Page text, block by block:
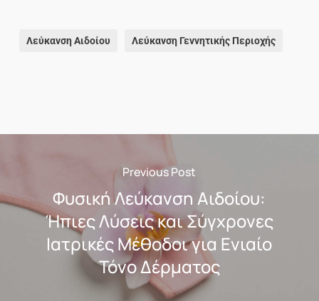
Λεύκανση Αιδοίου Λεύκανση Γεννητικής Περιοχής
Previous Post
Φυσική Λεύκανση Αιδοίου:
Ήπιες Λύσεις και Σύγχρονες
Ιατρικές Μέθοδοι για Ενιαίο
Τόνο Δέρματος